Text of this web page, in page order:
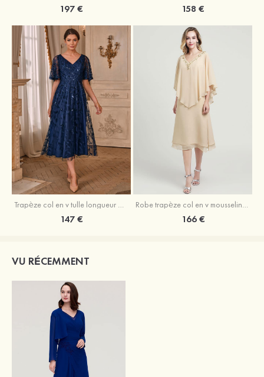
197 € 158 €
Trapèze col en v tulle longueur mollet robe de mère de la mariée avec appliqué paillettes ceinture
147 €
Robe trapèze col en v mousseline longueur mollet robe de mère de la mariée avec perle
166 €
VU RÉCEMMENT